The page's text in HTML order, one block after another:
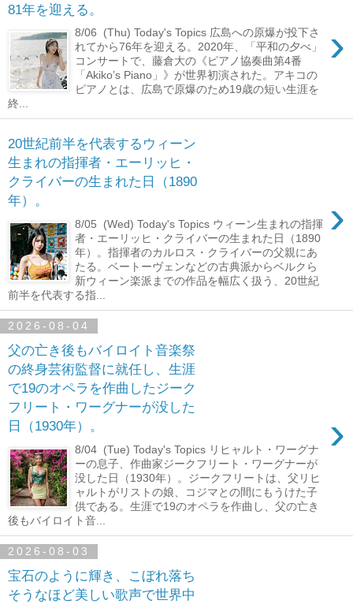
81年を迎える。
›
8/06 (Thu) Today's Topics 広島への原爆が投下さ
れてから76年を迎える。2020年、「平和の夕べ」
コンサートで、藤倉大の《ピアノ協奏曲第4番
「Akiko’s Piano」》が世界初演された。アキコの
ピアノとは、広島で原爆のため19歳の短い生涯を
終...
20世紀前半を代表するウィーン
生まれの指揮者・エーリッヒ・
クライバーの生まれた日（1890
年）。
›
8/05 (Wed) Today's Topics ウィーン生まれの指揮
者・エーリッヒ・クライバーの生まれた日（1890
年）。指揮者のカルロス・クライバーの父親にあ
たる。ベートーヴェンなどの古典派からベルクら
新ウィーン楽派までの作品を幅広く扱う、20世紀
前半を代表する指...
2026-08-04
父の亡き後もバイロイト音楽祭
の終身芸術監督に就任し、生涯
で19のオペラを作曲したジーク
フリート・ワーグナーが没した
日（1930年）。
›
8/04 (Tue) Today's Topics リヒャルト・ワーグナ
ーの息子、作曲家ジークフリート・ワーグナーが
没した日（1930年）。ジークフリートは、父リヒ
ャルトがリストの娘、コジマとの間にもうけた子
供である。生涯で19のオペラを作曲し、父の亡き
後もバイロイト音...
2026-08-03
宝石のように輝き、こぼれ落ち
そうなほど美しい歌声で世界中